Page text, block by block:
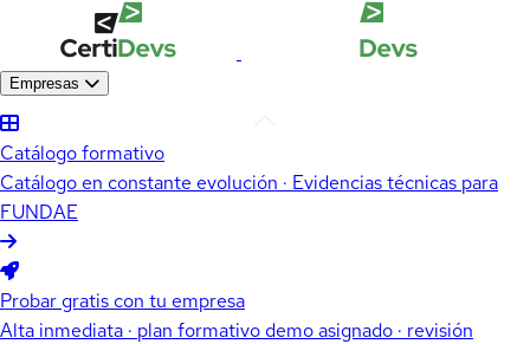
Empresas
Catálogo formativo
Catálogo en constante evolución · Evidencias técnicas para
FUNDAE
Probar gratis con tu empresa
Alta inmediata · plan formativo demo asignado · revisión